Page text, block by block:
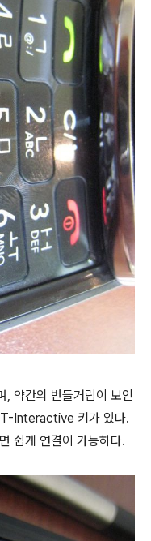
, 약간의 번들거림이 보인
T-Interactive 키가 있다.
쉽게 연결이 가능하다.